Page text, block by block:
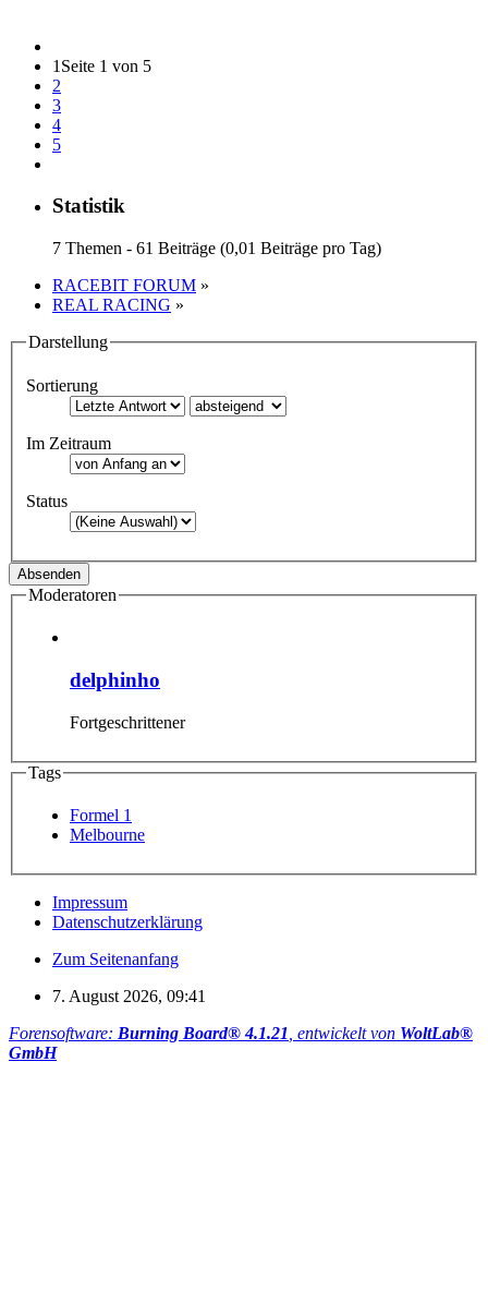
1 Seite 1 von 5
2
3
4
5
Statistik
7 Themen - 61 Beiträge (0,01 Beiträge pro Tag)
RACEBIT FORUM »
REAL RACING »
Darstellung
Sortierung
Im Zeitraum
Status
Moderatoren
delphinho
Fortgeschrittener
Tags
Formel 1
Melbourne
Impressum
Datenschutzerklärung
Zum Seitenanfang
7. August 2026, 09:41
Forensoftware: Burning Board® 4.1.21 , entwickelt von WoltLab®
GmbH